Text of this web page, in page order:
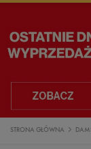
STRONA GŁÓWNA